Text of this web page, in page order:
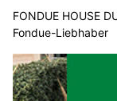
FONDUE HOUSE
Fondue-Liebhaber